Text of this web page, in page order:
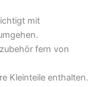
mit
fern von
Kleinteile enthalten.